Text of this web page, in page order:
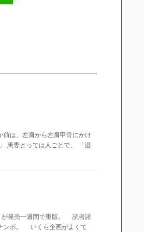
は、左肩から左肩甲骨にかけ
愚妻とっては人ごとで、 「湿
が発売一週間で重版。 読者諸
ンボ。 いくら企画がよくて